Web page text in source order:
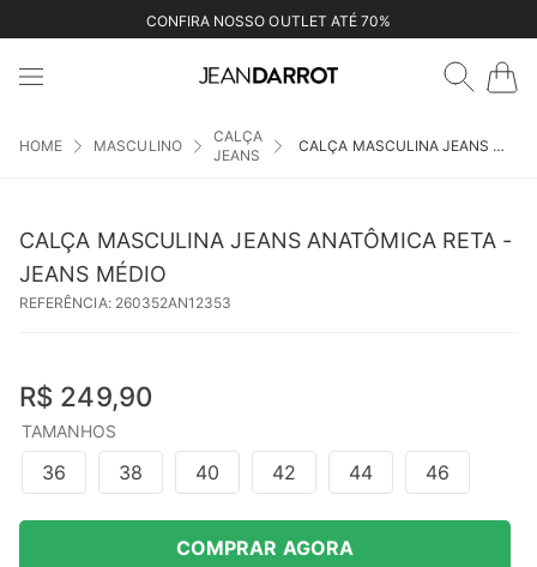
CONFIRA NOSSO OUTLET ATÉ 70%
MASCULINO
CALÇA
JEANS
CALÇA MASCULINA JEANS ANATÔMICA RETA - JEANS MÉDIO
CALÇA MASCULINA JEANS ANATÔMICA RETA -
JEANS MÉDIO
REFERÊNCIA: 260352AN12353
R$ 249,90
TAMANHOS
36 38 40 42 44 46
COMPRAR AGORA